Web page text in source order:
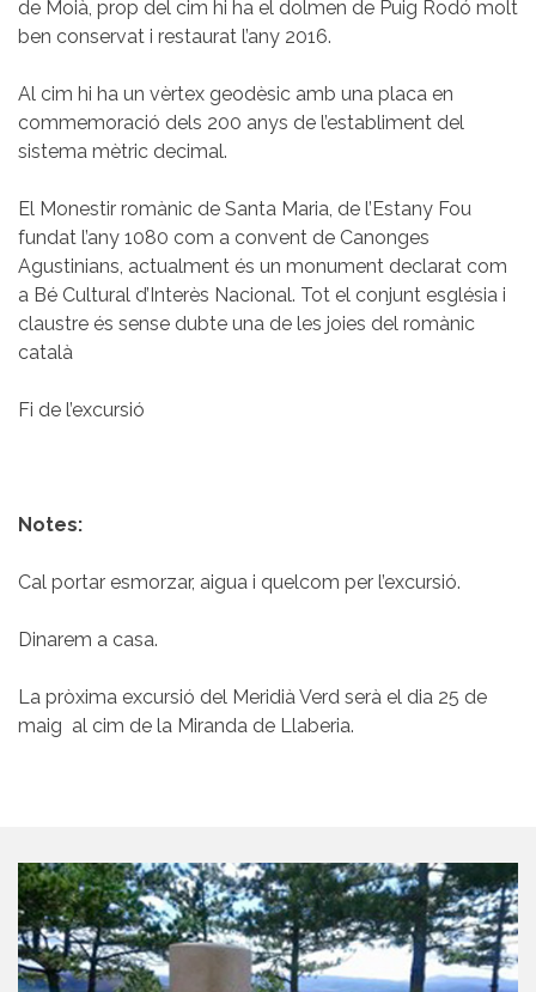
de Moià, prop del cim hi ha el dolmen de Puig Rodó molt
ben conservat i restaurat l’any 2016.
Al cim hi ha un vèrtex geodèsic amb una placa en
commemoració dels 200 anys de l’establiment del
sistema mètric decimal.
El Monestir romànic de Santa Maria, de l’Estany Fou
fundat l’any 1080 com a convent de Canonges
Agustinians, actualment és un monument declarat com
a Bé Cultural d’Interès Nacional. Tot el conjunt església i
claustre és sense dubte una de les joies del romànic
català
Fi de l’excursió
Notes:
Cal portar esmorzar, aigua i quelcom per l’excursió.
Dinarem a casa.
La pròxima excursió del Meridià Verd serà el dia 25 de
maig al cim de la Miranda de Llaberia.